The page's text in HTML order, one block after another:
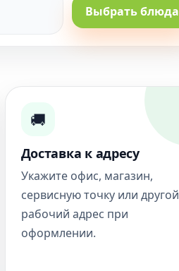
Выбрать блюда
🚚
Доставка к адресу
Укажите офис, магазин,
сервисную точку или другой
рабочий адрес при
оформлении.